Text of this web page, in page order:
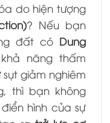
do hiện tượng
? Nếu bạn
đất có Dung
năng thấm
giảm nghiêm
thì bạn không
hình của sự